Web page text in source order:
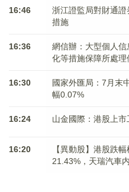
16:46
浙江證監局對財通
措施
16:36
網信辦：大型個人
化等措施保障所處理
16:30
國家外匯局：7月末
幅0.07%
16:24 山金國際：港股上市
16:20
【異動股】港股跌
21.43%，天瑞汽車